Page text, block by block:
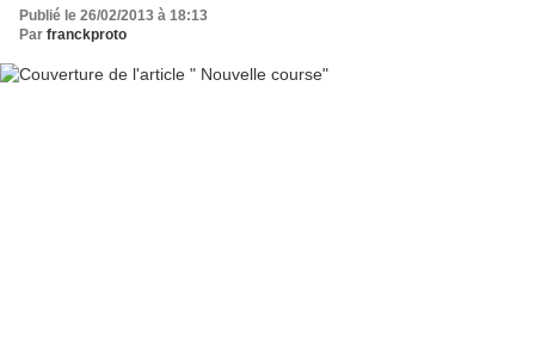
Publié le 26/02/2013 à 18:13
Par franckproto